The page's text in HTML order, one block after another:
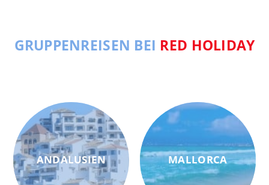
GRUPPENREISEN BEI RED HOLIDAY
ANDALUSIEN MALLORCA